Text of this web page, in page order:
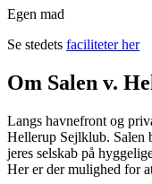
Egen mad
Se stedets faciliteter her
Om Salen v.
Langs havnefront og
Hellerup Sejlklub. Salen
jeres selskab på
Her er der mulighed for